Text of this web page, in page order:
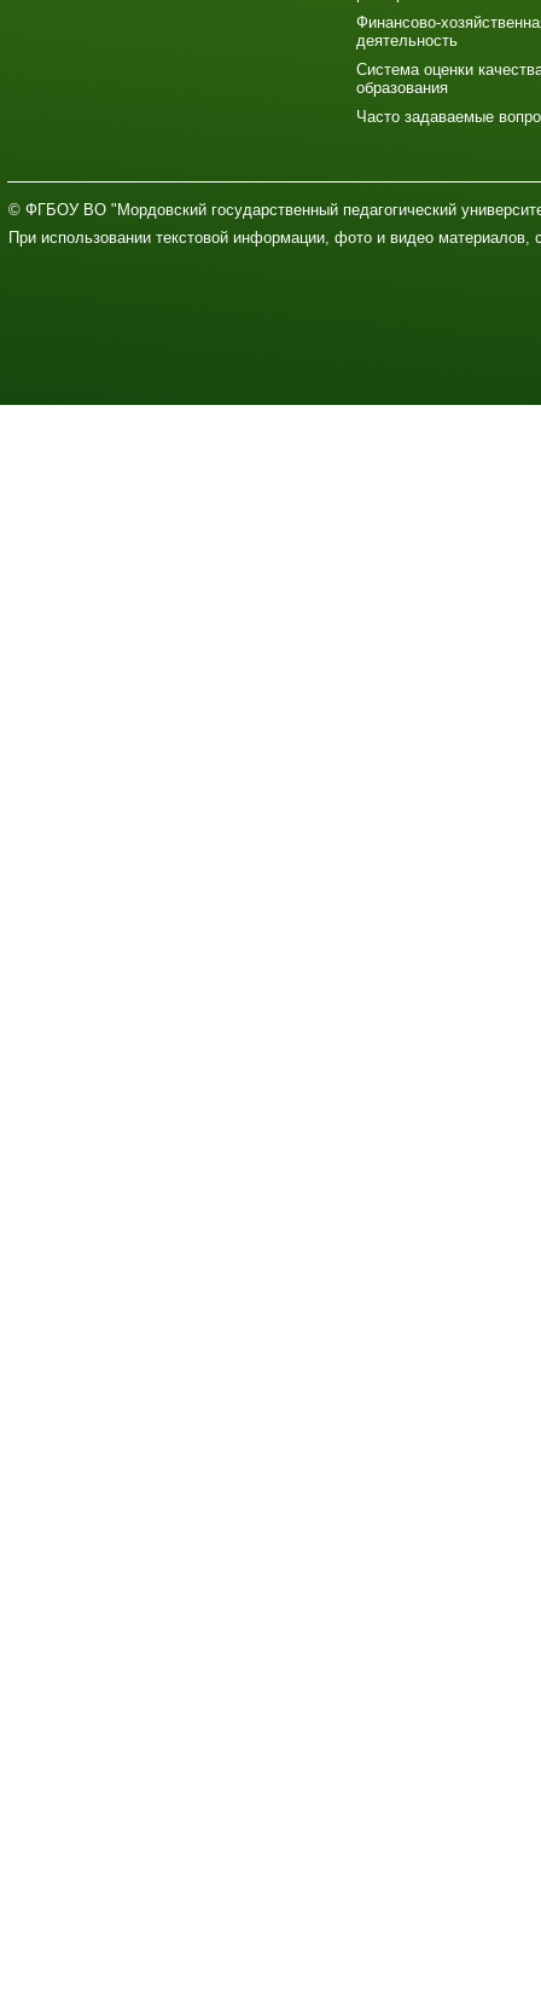
Финансово-
деятельность
Система оценки
образования
Часто задаваемые
© ФГБОУ ВО "Мордовский государственный педагогический
При использовании текстовой информации, фото и видео материалов,